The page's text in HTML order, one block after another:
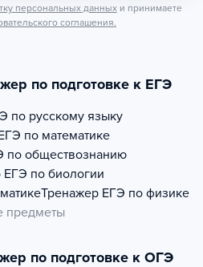
персональных данных и принимаете
соглашения.
по подготовке к ЕГЭ
по русскому языку
по математике
по обществознанию
ЕГЭ по биологии
Тренажер ЕГЭ по физике
предметы
по подготовке к ОГЭ